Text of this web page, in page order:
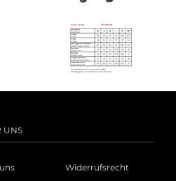
UNS
Widerrufsrecht